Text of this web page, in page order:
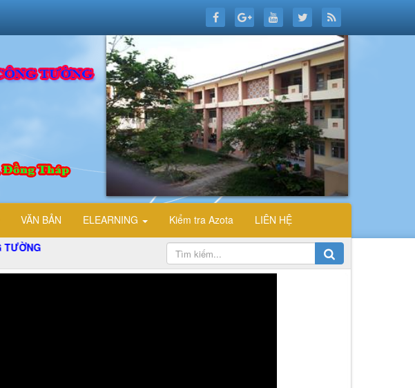
VĂN BẢN ELEARNING Kiểm tra Azota
LIÊN HỆ